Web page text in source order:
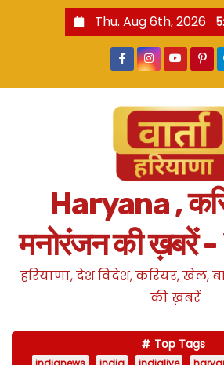
Thu. Aug 6th, 2026
Haryana ,
मनोरंजन की ख़बरें
हरियाणा, देश विदेश, करियर, खेल,
की ख़बरें
Top Tags